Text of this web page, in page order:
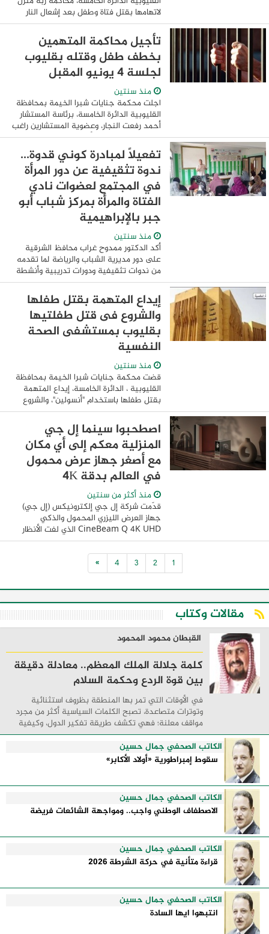
لاتهامها بقتل فتاة وطفل بعد إشعال النار
بمنزلهما من خلال إلقاء بنزين في المنزل
المتواجدين به بدائرة قسم شرطة ...
تأجيل محاكمة المتهمين
بخطف طفل وقتله بقليوب
لجلسة 4 يونيو المقبل
منذ سنتين
اجلت محكمة جنايات شبرا الخيمة بمحافظة
القليوبية الدائرة الخامسة، برئاسة المستشار
أحمد رفعت النجار، وعضوية المستشارين راغب
محمد راغب رفاعى، وأمير محمد عاصم، وطلال
محمد عبد الحميد رضوان، وأمانة سر ...
تفعيلاً لمبادرة كوني قدوة...
ندوة تثقيفية عن دور المرأة
في المجتمع لعضوات نادي
الفتاة والمرأة بمركز شباب أبو
جبر بالإبراهيمية
منذ سنتين
أكد الدكتور ممدوح غراب محافظ الشرقية
على دور مديرية الشباب والرياضة لما تقدمه
من ندوات تثقيفية ودورات تدريبية وأنشطة
متنوعة للوصول إلى مختلف الفئات العمرية
وشغل أوقات فراغهم بطرق إيجابية
وتوجيهها ...
إيداع المتهمة بقتل طفلها
والشروع فى قتل طفلتيها
بقليوب بمستشفى الصحة
النفسية
منذ سنتين
قضت محكمة جنايات شبرا الخيمة بمحافظة
القليوبية ، الدائرة الخامسة، إيداع المتهمة
بقتل طفلها باستخدام "أنسولين"، والشروع
في قتل طفلتيها، وهم نائمين، بمستشفي
الصحة النفسية بالعباسية لمدة 45 يوما، ...
اصطحبوا سينما إل جي
المنزلية معكم إلى أي مكان
مع أصغر جهاز عرض محمول
في العالم بدقة 4K
منذ أكثر من سنتين
قدّمت شركة إل جي إلكترونيكس (إل جي)
جهاز العرض الليزري المحمول والذكي
CineBeam Q 4K UHD الذي لفت الأنظار
واستحوذ على انتباه الجميع خلال الحدث
الإقليمي الأخير في الشرق الأوسط. يجمع
الجهاز الجديد بين ...
1
2
3
4
»
مقالات وكتاب
القبطان محمود المحمود
كلمة جلالة الملك المعظم.. معادلة دقيقة
بين قوة الردع وحكمة السلام
في الأوقات التي تمر بها المنطقة بظروف استثنائية
وتوترات متصاعدة، تصبح الكلمات السياسية أكثر من مجرد
مواقف معلنة؛ فهي تكشف طريقة تفكير الدول، وكيفية
إدارتها للأزمات، والحدود التي تفصل بين القوة ...
الكاتب الصحفي جمال حسين
سقوط إمبراطورية «أولاد الأكابر»
الكاتب الصحفي جمال حسين
الاصطفاف الوطني واجب.. ومواجهة الشائعات فريضة
الكاتب الصحفي جمال حسين
قراءة متأنية في حركة الشرطة 2026
الكاتب الصحفي جمال حسين
انتبهوا ايها السادة